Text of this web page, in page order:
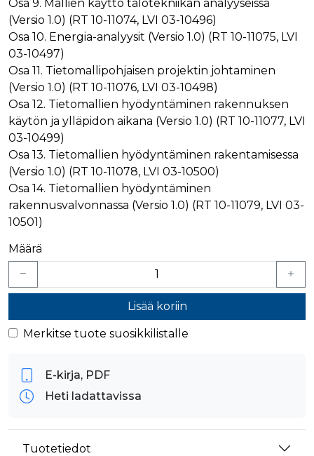
Osa 9. Mallien käyttö talotekniikan analyyseissä
(Versio 1.0) (RT 10-11074, LVI 03-10496)
Osa 10. Energia-analyysit (Versio 1.0) (RT 10-11075, LVI
03-10497)
Osa 11. Tietomallipohjaisen projektin johtaminen
(Versio 1.0) (RT 10-11076, LVI 03-10498)
Osa 12. Tietomallien hyödyntäminen rakennuksen
käytön ja ylläpidon aikana (Versio 1.0) (RT 10-11077, LVI
03-10499)
Osa 13. Tietomallien hyödyntäminen rakentamisessa
(Versio 1.0) (RT 10-11078, LVI 03-10500)
Osa 14. Tietomallien hyödyntäminen
rakennusvalvonnassa (Versio 1.0) (RT 10-11079, LVI 03-
10501)
Määrä
Lisää koriin
Merkitse tuote suosikkilistalle
E-kirja, PDF
Heti ladattavissa
Tuotetiedot
_gcl_au
Google LLC
.rakennustietokauppa.fi
3 kuukautta
antaa
miten
jotka
saattanut
_fbp
Meta Platform Inc.
.rakennustietokauppa.fi
3 kuukautta